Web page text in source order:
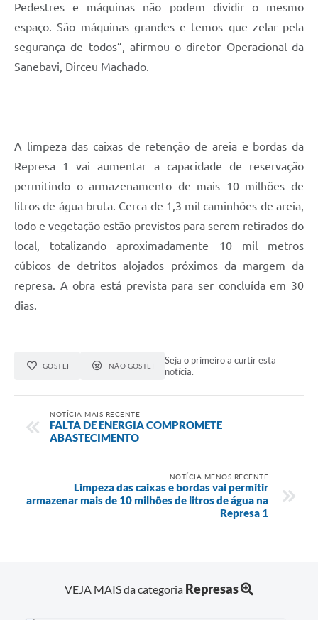
Pedestres e máquinas não podem dividir o mesmo
espaço. São máquinas grandes e temos que zelar pela
segurança de todos”, afirmou o diretor Operacional da
Sanebavi, Dirceu Machado.
A limpeza das caixas de retenção de areia e bordas da
Represa 1 vai aumentar a capacidade de reservação
permitindo o armazenamento de mais 10 milhões de
litros de água bruta. Cerca de 1,3 mil caminhões de areia,
lodo e vegetação estão previstos para serem retirados do
local, totalizando aproximadamente 10 mil metros
cúbicos de detritos alojados próximos da margem da
represa. A obra está prevista para ser concluída em 30
dias.
GOSTEI NÃO GOSTEI
Seja o primeiro a curtir esta
notícia.
NOTÍCIA MAIS RECENTE
FALTA DE ENERGIA COMPROMETE
ABASTECIMENTO
NOTÍCIA MENOS RECENTE
Limpeza das caixas e bordas vai permitir
armazenar mais de 10 milhões de litros de água na
Represa 1
VEJA MAIS da categoria Represas